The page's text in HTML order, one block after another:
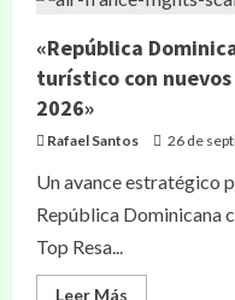
«República
turístico con
2026»
Rafael Santos 26 de
Un avance estratégico
República Dominicana
Top Resa...
Leer Más